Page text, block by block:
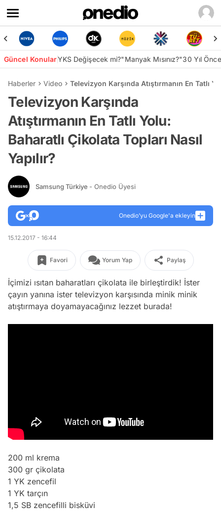
Güncel KonularYKS Değişecek mi?"Manyak Mısınız?"30 Yıl
Haberler Video Televizyon Karşında Atıştırmanın En Tatlı
Televizyon Karşında
Atıştırmanın En Tatlı Yolu:
Baharatlı Çikolata Topları Nasıl
Yapılır?
Samsung Türkiye - Onedio Üyesi
Onedio’yu Google'a ekleyin
15.12.2017 - 16:44
Favori Yorum Yap Paylaş
İçimizi ısıtan baharatları çikolata ile birleştirdik! İster
çayın yanına ister televizyon karşısında minik minik
atıştırmaya doyamayacağınız lezzet burada!
200 ml krema
300 gr çikolata
1 YK zencefil
1 YK tarçın
1,5 SB zencefilli bisküvi